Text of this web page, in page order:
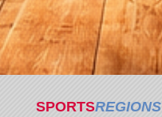
SPORTSREGIONS